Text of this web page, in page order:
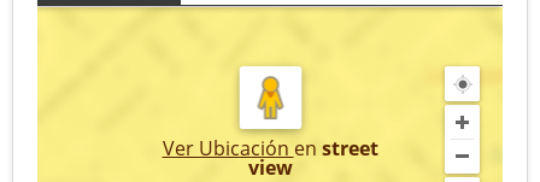
Ver Ubicación en street
view